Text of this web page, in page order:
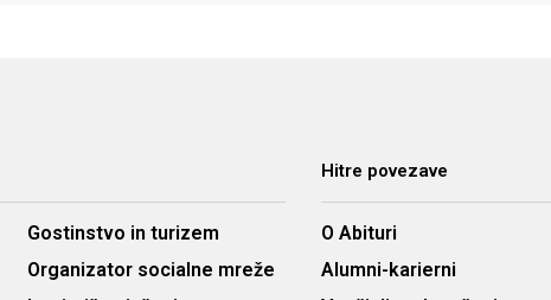
Gostinstvo in turizem
Organizator socialne mreže
Hitre povezave
O Abituri
Alumni-karierni